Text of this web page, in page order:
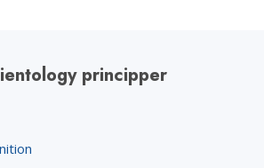
principper